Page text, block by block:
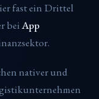
fast ein Drittel
beiApp
nativer und